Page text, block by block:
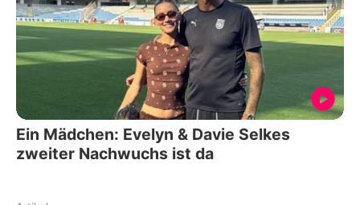
Ein Mädchen: Evelyn & Davie Selkes
zweiter Nachwuchs ist da